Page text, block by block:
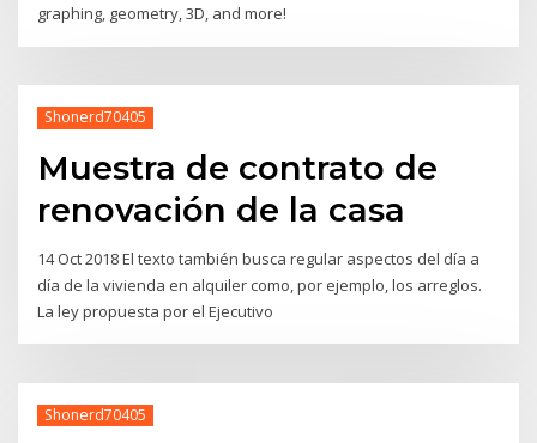
graphing, geometry, 3D, and more!
Shonerd70405
Muestra de contrato de
renovación de la casa
14 Oct 2018 El texto también busca regular aspectos del día a
día de la vivienda en alquiler como, por ejemplo, los arreglos.
La ley propuesta por el Ejecutivo
Shonerd70405